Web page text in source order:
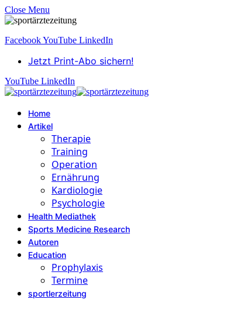
Close Menu
FacebookYouTube LinkedIn
Jetzt Print-Abo sichern!
YouTube LinkedIn
Home
Artikel
Therapie
Training
Operation
Ernährung
Kardiologie
Psychologie
Health Mediathek
Sports Medicine Research
Autoren
Education
Prophylaxis
Termine
sportlerzeitung